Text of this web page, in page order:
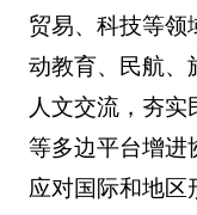
贸易、科技等领
动教育、民航、
人文交流，夯
等多边平台增进
应对国际和地区